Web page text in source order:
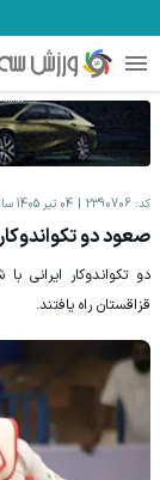
کد: 2390706 04 تیر 1405 ساعت 18:16
صعود دو
دو تکواندوکار ایرانی
قزاقستان راه یافتند.